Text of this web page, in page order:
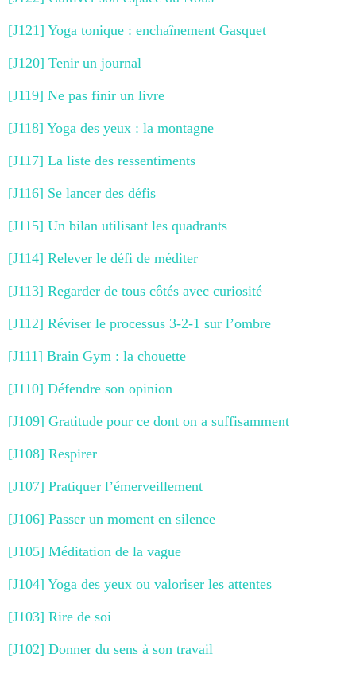
[J121] Yoga tonique : enchaînement Gasquet
[J120] Tenir un journal
[J119] Ne pas finir un livre
[J118] Yoga des yeux : la montagne
[J117] La liste des ressentiments
[J116] Se lancer des défis
[J115] Un bilan utilisant les quadrants
[J114] Relever le défi de méditer
[J113] Regarder de tous côtés avec curiosité
[J112] Réviser le processus 3-2-1 sur l’ombre
[J111] Brain Gym : la chouette
[J110] Défendre son opinion
[J109] Gratitude pour ce dont on a suffisamment
[J108] Respirer
[J107] Pratiquer l’émerveillement
[J106] Passer un moment en silence
[J105] Méditation de la vague
[J104] Yoga des yeux ou valoriser les attentes
[J103] Rire de soi
[J102] Donner du sens à son travail